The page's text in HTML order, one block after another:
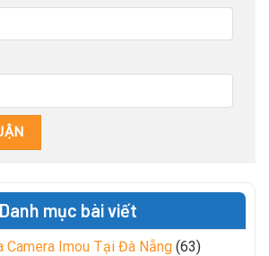
Danh mục bài viết
Camera Imou Tại Đà Nẵng (63)